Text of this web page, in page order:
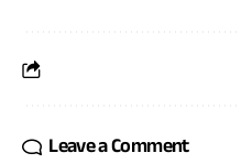
Leave a Comment